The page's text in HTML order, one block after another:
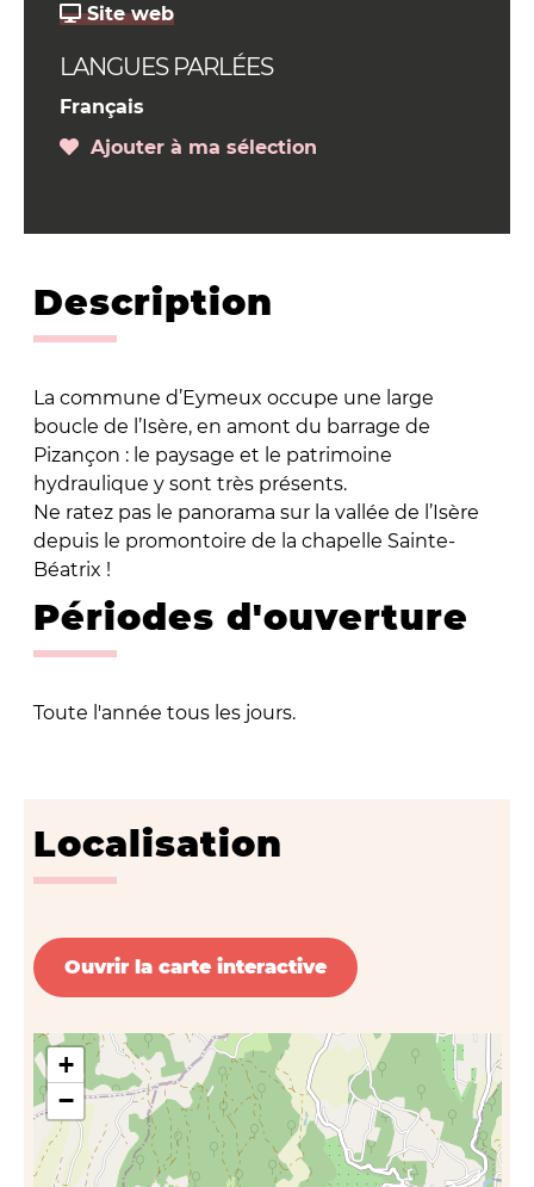
Site web
LANGUES PARLÉES
Français
Ajouter à ma sélection
Description
La commune d’Eymeux occupe une large
boucle de l’Isère, en amont du barrage de
Pizançon : le paysage et le patrimoine
hydraulique y sont très présents.
Ne ratez pas le panorama sur la vallée de l’Isère
depuis le promontoire de la chapelle Sainte-
Béatrix !
Périodes d'ouverture
Toute l'année tous les jours.
Localisation
Ouvrir la carte interactive
+
−